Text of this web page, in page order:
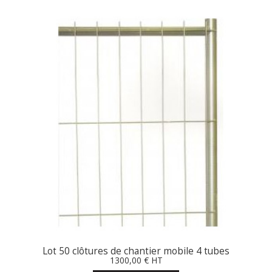
Lot 50 clôtures de chantier mobile 4 tubes
1300,00 €HT